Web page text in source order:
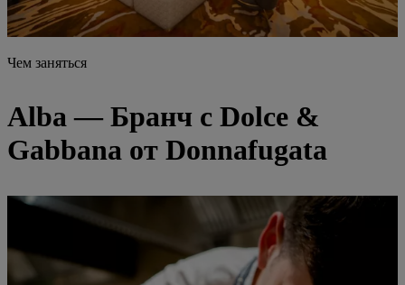
Чем заняться
Alba — Бранч с Dolce &
Gabbana от Donnafugata